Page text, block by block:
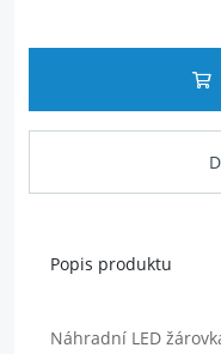
Popis produktu
Náhradní LED